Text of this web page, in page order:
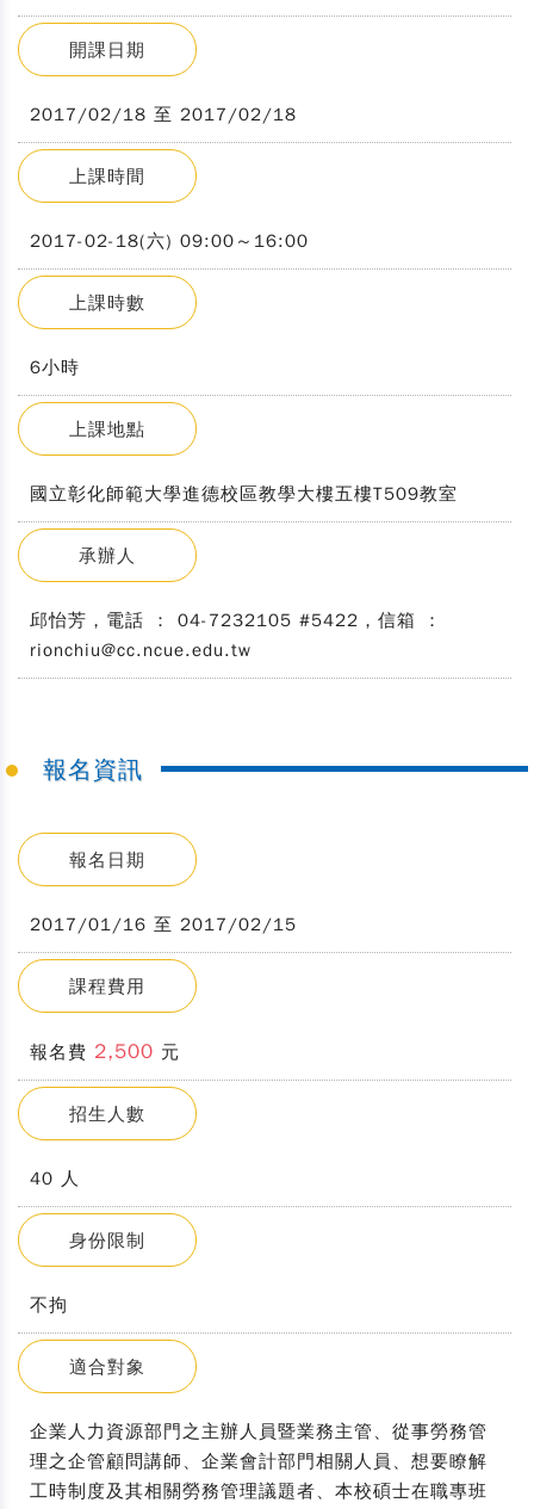
開課日期
2017/02/18 至 2017/02/18
上課時間
2017-02-18(六) 09:00～16:00
上課時數
6小時
上課地點
國立彰化師範大學進德校區教學大樓五樓T509教室
承辦人
邱怡芳，電話 ： 04-7232105 #5422，信箱 ：
rionchiu@cc.ncue.edu.tw
報名資訊
報名日期
2017/01/16 至 2017/02/15
課程費用
報名費 2,500 元
招生人數
40 人
身份限制
不拘
適合對象
企業人力資源部門之主辦人員暨業務主管、從事勞務管
理之企管顧問講師、企業會計部門相關人員、想要瞭解
工時制度及其相關勞務管理議題者、本校碩士在職專班